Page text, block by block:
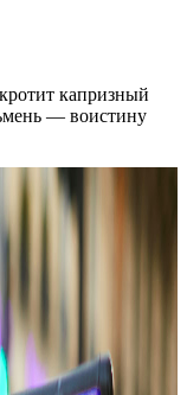
капризный
— воистину